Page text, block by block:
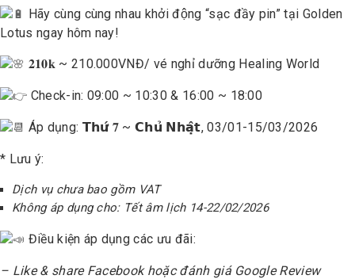
Hãy cùng cùng nhau khởi động “sạc đầy pin” tại Golden
Lotus ngay hôm nay!
𝟐𝟏𝟎𝐤 ~ 210.000VNĐ/ vé nghỉ dưỡng Healing World
Check-in: 09:00 ~ 10:30 & 16:00 ~ 18:00
Áp dụng: 𝗧𝗵𝘂̛́ 𝟕 ~ 𝗖𝗵𝘂̉ 𝗡𝗵𝗮̣̂𝘁, 03/01-15/03/2026
* Lưu ý:
Dịch vụ chưa bao gồm VAT
Không áp dụng cho: Tết âm lịch 14-22/02/2026
Điều kiện áp dụng các ưu đãi:
– Like & share Facebook hoặc đánh giá Google Review